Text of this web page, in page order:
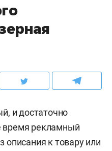
и достаточно
время рекламный
описания к товару или